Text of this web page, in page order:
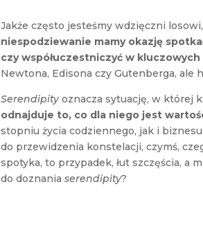
Jakże często jesteśmy wdzięczni
niespodziewanie mamy okazję
czy współuczestniczyć w
Newtona, Edisona czy Gutenberga, ale
Serendipityoznacza sytuację, w której
odnajduje to, co dla niego jest
stopniu życia codziennego, jak i biznesu.
do przewidzenia konstelacji, czymś,
spotyka, to przypadek, łut szczęścia, a
do doznaniaserendipity?